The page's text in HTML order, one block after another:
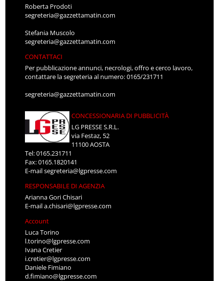
Roberta Prodoti
segreteria@gazzettamatin.com
Stefania Muscolo
segreteria@gazzettamatin.com
CONTATTACI
Per pubblicazione annunci, necrologi, offro e cerco lavoro,
contattare la segreteria al numero: 0165/231711
segreteria@gazzettamatin.com
CONCESSIONARIA DI PUBBLICITÀ
LG PRESSE S.R.L.
via Festaz, 52
11100 AOSTA
Tel: 0165.231711
Fax: 0165.1820141
E-mailsegreteria@lgpresse.com
RESPONSABILE DI AGENZIA
Arianna Gori Chisari
E-maila.chisari@lgpresse.com
Account
Luca Torino
l.torino@lgpresse.com
Ivana Cretier
i.cretier@lgpresse.com
Daniele Fimiano
d.fimiano@lgpresse.com